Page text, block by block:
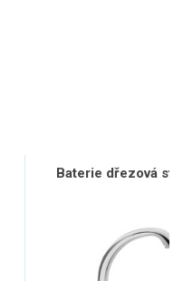
Baterie dřezová